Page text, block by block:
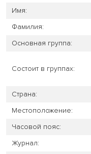
Имя:
Фамилия:
Основная группа:
Состоит в группах:
Страна:
Местоположение:
Часовой пояс:
Журнал: